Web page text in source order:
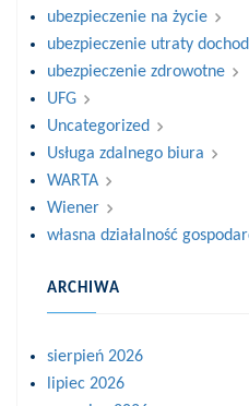
ubezpieczenie na życie
ubezpieczenie utraty
ubezpieczenie zdrowotne
UFG
Uncategorized
Usługa zdalnego biura
WARTA
Wiener
własna działalność
ARCHIWA
sierpień 2026
lipiec 2026